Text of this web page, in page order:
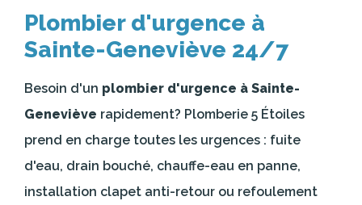
Plombier d'urgence à
Sainte-Geneviève 24/7
Besoin d'un plombier d'urgence à Sainte-
Geneviève rapidement? Plomberie 5 Étoiles
prend en charge toutes les urgences : fuite
d'eau, drain bouché, chauffe-eau en panne,
installation clapet anti-retour ou refoulement